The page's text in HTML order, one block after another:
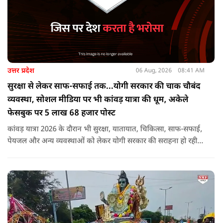
उत्तर प्रदेश 06 Aug, 2026 08:41 AM
सुरक्षा से लेकर साफ-सफाई तक...योगी सरकार की चाक चौबंद
व्यवस्था, सोशल मीडिया पर भी कांवड़ यात्रा की धूम, अकेले
फेसबुक पर 5 लाख 68 हजार पोस्ट
कांवड़ यात्रा 2026 के दौरान भी सुरक्षा, यातायात, चिकित्सा, साफ-सफाई,
पेयजल और अन्य व्यवस्थाओं को लेकर योगी सरकार की सराहना हो रही